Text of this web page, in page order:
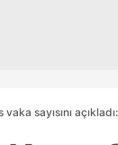
sayısını